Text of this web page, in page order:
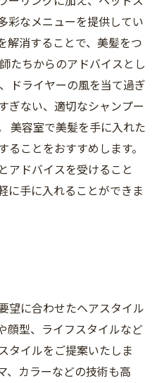
彩なメニューを提供してい
解消することで、美髪をつ
たちからのアドバイスとし
ドライヤーの風を当て過ぎ
ぎない、適切なシャンプー
美容室で美髪を手に入れた
ことをおすすめします。
アドバイスを受けること
に手に入れることができま
望に合わせたヘアスタイル
顔型、ライフスタイルなど
タイルをご提案いたしま
、カラーなどの技術も高